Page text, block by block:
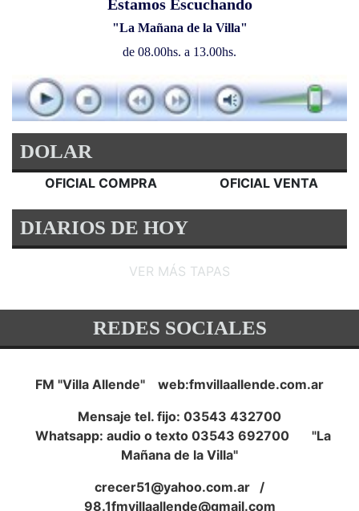
Estamos Escuchando
"La Mañana de la Villa"
de 08.00hs. a 13.00hs.
DOLAR
OFICIAL COMPRA OFICIAL VENTA
DIARIOS DE HOY
VER MÁS TAPAS
REDES SOCIALES
FM "Villa Allende" web:fmvillaallende.com.ar
Mensaje tel. fijo: 03543 432700
Whatsapp: audio o texto 03543 692700 "La
Mañana de la Villa"
crecer51@yahoo.com.ar /
98.1fmvillaallende@gmail.com